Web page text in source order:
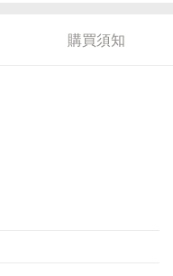
購買須知